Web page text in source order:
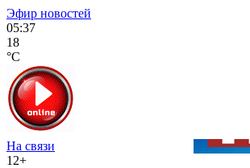
Эфир новостей
05:37
18
°C
На связи
12+